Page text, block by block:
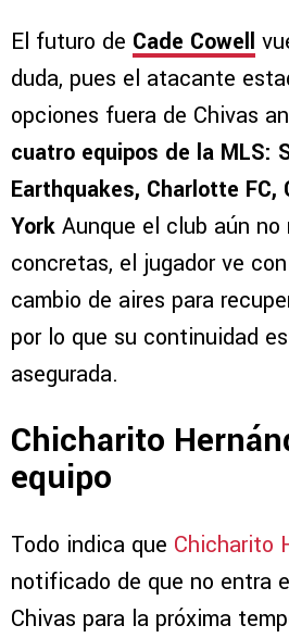
El futuro de Cade Cowell
duda, pues el atacante
opciones fuera de Chivas
cuatro equipos de la MLS:
Earthquakes, Charlotte FC,
York Aunque el club aún
concretas, el jugador ve
cambio de aires para
por lo que su continuidad
asegurada.
Chicharito
equipo
Todo indica que Chicharito
notificado de que no entra
Chivas para la próxima